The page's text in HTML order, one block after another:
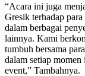
“Acara ini juga
Gresik terhadap
dalam berbagai
lainnya. Kami
tumbuh bersama
dalam setiap
event,” Tambahnya.